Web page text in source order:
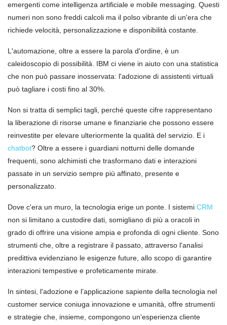
emergenti come intelligenza artificiale e mobile messaging. Questi
numeri non sono freddi calcoli ma il polso vibrante di un'era che
richiede velocità, personalizzazione e disponibilità costante.
L'automazione, oltre a essere la parola d'ordine, è un
caleidoscopio di possibilità. IBM ci viene in aiuto con una statistica
che non può passare inosservata: l'adozione di assistenti virtuali
può tagliare i costi fino al 30%.
Non si tratta di semplici tagli, perché queste cifre rappresentano
la liberazione di risorse umane e finanziarie che possono essere
reinvestite per elevare ulteriormente la qualità del servizio. E i
chatbot? Oltre a essere i guardiani notturni delle domande
frequenti, sono alchimisti che trasformano dati e interazioni
passate in un servizio sempre più affinato, presente e
personalizzato.
Dove c'era un muro, la tecnologia erige un ponte. I sistemi CRM
non si limitano a custodire dati, somigliano di più a oracoli in
grado di offrire una visione ampia e profonda di ogni cliente. Sono
strumenti che, oltre a registrare il passato, attraverso l'analisi
predittiva evidenziano le esigenze future, allo scopo di garantire
interazioni tempestive e profeticamente mirate.
In sintesi, l'adozione e l’applicazione sapiente della tecnologia nel
customer service coniuga innovazione e umanità, offre strumenti
e strategie che, insieme, compongono un'esperienza cliente